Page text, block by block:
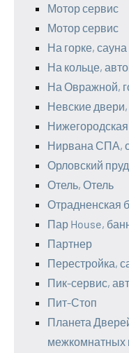
Мотор сервис
Мотор сервис
На горке, сауна
На кольце,
На Овражной,
Невские
Нирвана СПА,
Орловский
Отель, Отель
Отрадненская
Пар House,
Партнер
Перестройка,
Пик-сервис,
Пит-Стоп
Планета
межкомнатных